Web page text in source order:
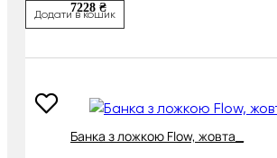
7228 ₴
Додати в кошик
Банка з ложкою Flow, жовта_